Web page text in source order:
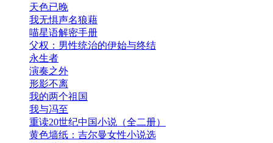
天色已晚
我无惧声名狼藉
喵星语解密手册
父权：男性统治的伊始与终结
永生者
演奏之外
形影不离
我的两个祖国
我与冯至
重读20世纪中国小说（全二册）
黄色墙纸：吉尔曼女性小说选